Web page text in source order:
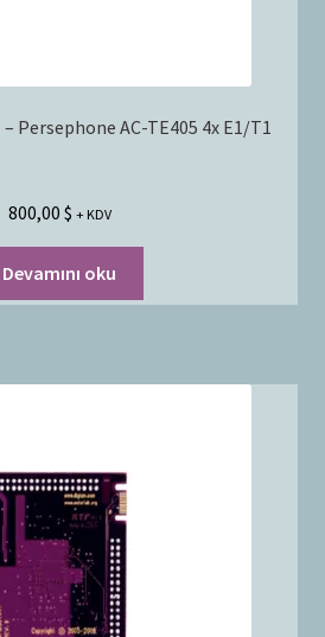
Persephone AC-TE405 4x E1/T1
800,00 $ + KDV
Devamını oku